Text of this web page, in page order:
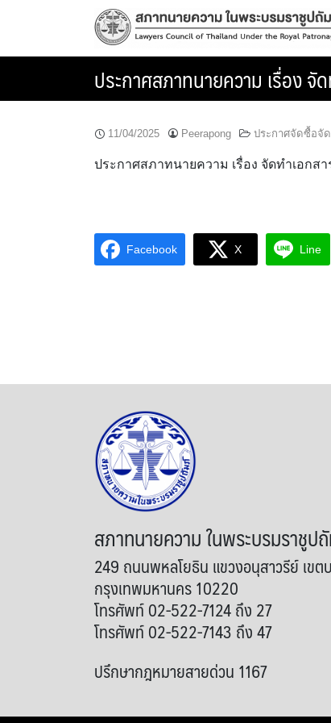
ประกาศสภาทนายความ เรื่อง
11/04/2025 Peerapong ประกาศจัดซื้อจั
ประกาศสภาทนายความ เรื่อง จัดทำเอกส
Facebook X Line
สภาทนายความ ในพระบรมราชูป
249 ถนนพหลโยธิน แขวงอนุสาวรีย์ เขต
กรุงเทพมหานคร 10220
โทรศัพท์ 02-522-7124 ถึง 27
โทรศัพท์ 02-522-7143 ถึง 47
ปรึกษากฎหมายสายด่วน 1167